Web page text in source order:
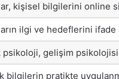
kişisel bilgilerini online
ilgi ve hedeflerini
psikoloji, gelişim
bilgilerin pratikte